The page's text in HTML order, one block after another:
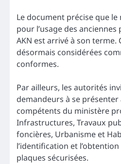
Le document précise que
pour l’usage des
AKN est arrivé à son terme.
désormais considérées
conformes.
Par ailleurs, les autorités
demandeurs à se présenter
compétents du ministère
Infrastructures, Travaux
foncières, Urbanisme et
l’identification et
plaques sécurisées.